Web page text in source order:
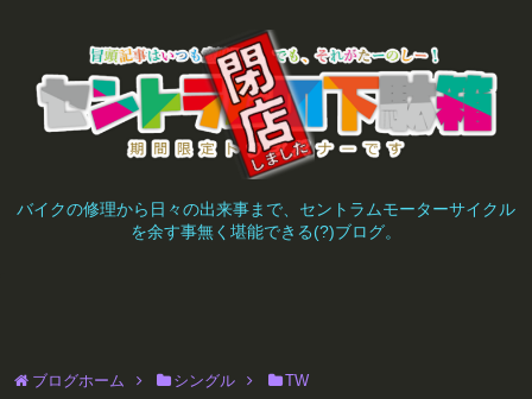
バイクの修理から日々の出来事まで、セントラムモーターサイクル
を余す事無く堪能できる(?)ブログ。
ブログホーム シングル TW